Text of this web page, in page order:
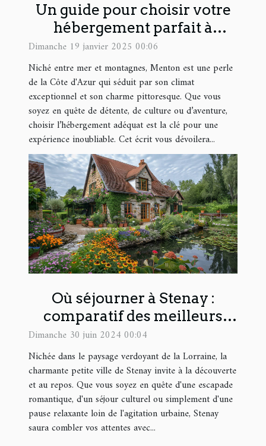
Un guide pour choisir votre
hébergement parfait à
Menton : confort, budget et
emplacement
Dimanche 19 janvier 2025 00:06
Niché entre mer et montagnes, Menton est une perle
de la Côte d'Azur qui séduit par son climat
exceptionnel et son charme pittoresque. Que vous
soyez en quête de détente, de culture ou d’aventure,
choisir l’hébergement adéquat est la clé pour une
expérience inoubliable. Cet écrit vous dévoilera...
Où séjourner à Stenay :
comparatif des meilleurs
hôtels et gîtes
Dimanche 30 juin 2024 00:04
Nichée dans le paysage verdoyant de la Lorraine, la
charmante petite ville de Stenay invite à la découverte
et au repos. Que vous soyez en quête d'une escapade
romantique, d'un séjour culturel ou simplement d'une
pause relaxante loin de l'agitation urbaine, Stenay
saura combler vos attentes avec...